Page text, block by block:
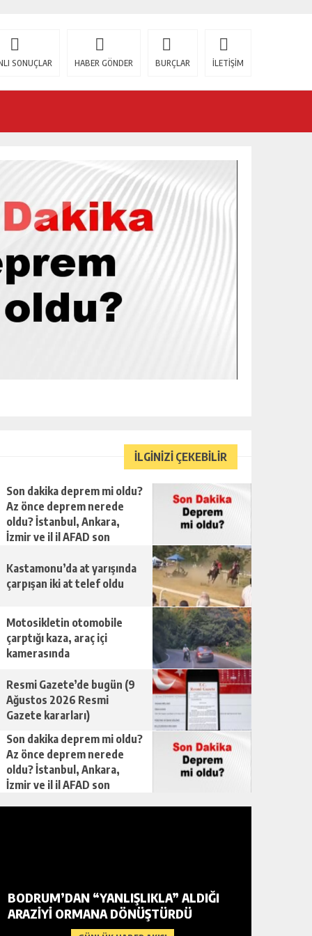
SONUÇLAR HABER GÖNDER BURÇLAR İLETİŞİM
İLGİNİZİ ÇEKEBİLİR
Son dakika deprem mi oldu?
Az önce deprem nerede
oldu? İstanbul, Ankara,
İzmir ve il il AFAD son
Kastamonu’da at yarışında
çarpışan iki at telef oldu
Motosikletin otomobile
çarptığı kaza, araç içi
kamerasında
Resmi Gazete’de bugün (9
Ağustos 2026 Resmi
Gazete kararları)
Son dakika deprem mi oldu?
Az önce deprem nerede
oldu? İstanbul, Ankara,
İzmir ve il il AFAD son
BODRUM’DAN “YANLIŞLIKLA” ALDIĞI
ARAZIYI ORMANA DÖNÜŞTÜRDÜ